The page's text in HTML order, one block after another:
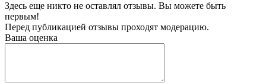
Здесь еще никто не оставлял отзывы. Вы можете быть
первым!
Перед публикацией отзывы проходят модерацию.
Ваша оценка